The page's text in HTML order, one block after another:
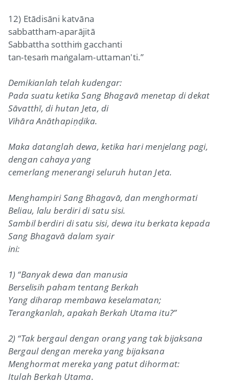
12) Etādisāni katvāna
sabbattham-aparājitā
Sabbattha sotthiṁ gacchanti
tan-tesaṁ maṅgalam-uttaman'ti.”
Demikianlah telah kudengar:
Pada suatu ketika Sang Bhagavā menetap di dekat
Sāvatthī, di hutan Jeta, di
Vihāra Anāthapiṇḍika.
Maka datanglah dewa, ketika hari menjelang pagi,
dengan cahaya yang
cemerlang menerangi seluruh hutan Jeta.
Menghampiri Sang Bhagavā, dan menghormati
Beliau, lalu berdiri di satu sisi.
Sambil berdiri di satu sisi, dewa itu berkata kepada
Sang Bhagavā dalam syair
ini:
1) “Banyak dewa dan manusia
Berselisih paham tentang Berkah
Yang diharap membawa keselamatan;
Terangkanlah, apakah Berkah Utama itu?”
2) “Tak bergaul dengan orang yang tak bijaksana
Bergaul dengan mereka yang bijaksana
Menghormat mereka yang patut dihormat:
Itulah Berkah Utama.